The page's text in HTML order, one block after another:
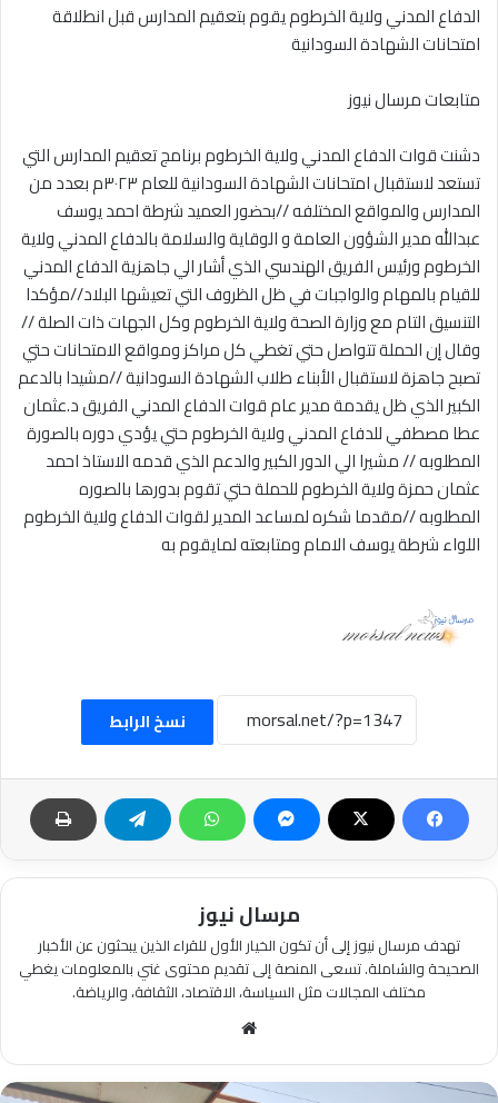
إلكترونيا
الدفاع المدني ولاية الخرطوم يقوم بتعقيم المدارس قبل انطلاقة
امتحانات الشهادة السودانية
متابعات مرسال نيوز
دشنت قوات الدفاع المدني ولاية الخرطوم برنامج تعقيم المدارس التي
تستعد لاستقبال امتحانات الشهادة السودانية للعام ٣٠٢٣م بعدد من
المدارس والمواقع المختلفه //بحضور العميد شرطة احمد يوسف
عبدالله مدير الشؤون العامة و الوقاية والسلامة بالدفاع المدني ولاية
الخرطوم ورئيس الفريق الهندسي الذي أشار الي جاهزية الدفاع المدني
للقيام بالمهام والواجبات في ظل الظروف التي تعيشها البلاد//مؤكدا
التنسيق التام مع وزارة الصحة ولاية الخرطوم وكل الجهات ذات الصلة //
وقال إن الحملة تتواصل حتي تغطي كل مراكز ومواقع الامتحانات حتي
تصبح جاهزة لاستقبال الأبناء طلاب الشهادة السودانية //مشيدا بالدعم
الكبير الذي ظل يقدمة مدير عام قوات الدفاع المدني الفريق د.عثمان
عطا مصطفي للدفاع المدني ولاية الخرطوم حتي يؤدي دوره بالصورة
المطلوبه // مشيرا الي الدور الكبير والدعم الذي قدمه الاستاذ احمد
عثمان حمزة ولاية الخرطوم للحملة حتي تقوم بدورها بالصوره
المطلوبه //مقدما شكره لمساعد المدير لقوات الدفاع ولاية الخرطوم
اللواء شرطة يوسف الامام ومتابعته لمايقوم به
نسخ الرابط
مرسال نيوز
تهدف مرسال نيوز إلى أن تكون الخيار الأول للقراء الذين يبحثون عن الأخبار
الصحيحة والشاملة. تسعى المنصة إلى تقديم محتوى غني بالمعلومات يغطي
مختلف المجالات مثل السياسة، الاقتصاد، الثقافة، والرياضة.